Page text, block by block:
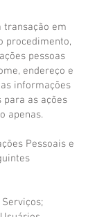
transação em
procedimento,
pessoas
endereço e
informações
para as ações
apenas.
Pessoais e